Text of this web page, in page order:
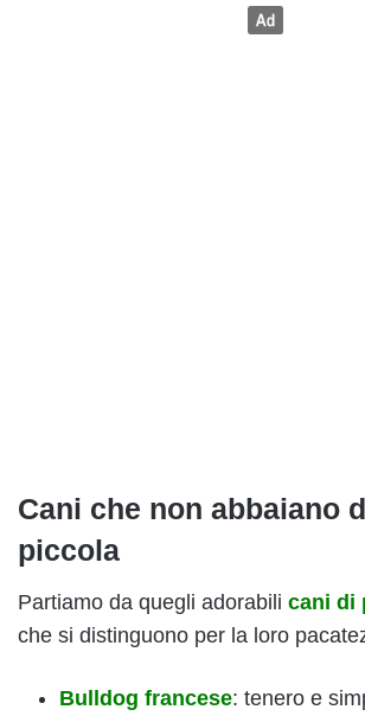
Cani che non abbaiano
piccola
Partiamo da quegli adorabili cani di
che si distinguono per la loro
Bulldog francese: tenero e